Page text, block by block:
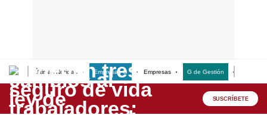
Últimas Noticias Empresas G Empresas G de Gestión
Lo último
Peru Quiosco SUSCRÍBETE